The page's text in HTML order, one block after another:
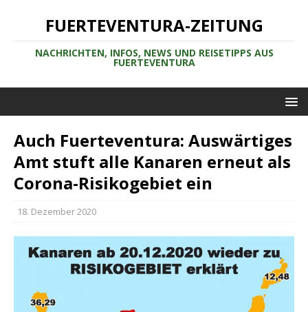
FUERTEVENTURA-ZEITUNG
NACHRICHTEN, INFOS, NEWS UND REISETIPPS AUS
FUERTEVENTURA
Auch Fuerteventura: Auswärtiges
Amt stuft alle Kanaren erneut als
Corona-Risikogebiet ein
18. Dezember 2020